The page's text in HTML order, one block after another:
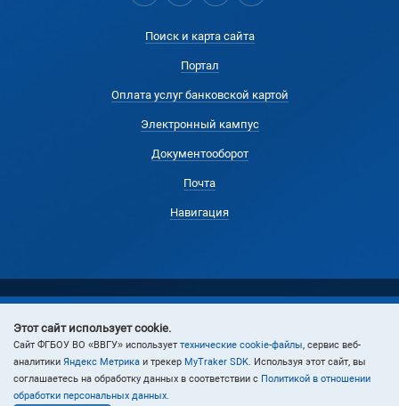
Поиск и карта сайта
Портал
Оплата услуг банковской картой
Электронный кампус
Документооборот
Почта
Навигация
© 2024 Владивостокский государственный университет
Этот сайт использует cookie.
Cайт ФГБОУ ВО «ВВГУ» использует технические cookie-файлы, сервис веб-
аналитики Яндекс Метрика и трекер MyTraker SDK. Используя этот сайт, вы
соглашаетесь на обработку данных в соответствии с Политикой в отношении
обработки персональных данных.